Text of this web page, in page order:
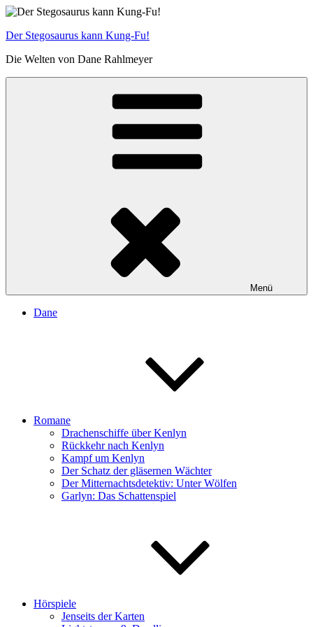
Zum
springen
Der Stegosaurus kann Kung-Fu!
Die Welten von Dane Rahlmeyer
Menü
Dane
Romane
Drachenschiffe über Kenlyn
Rückkehr nach Kenlyn
Kampf um Kenlyn
Der Schatz der gläsernen Wächter
Der Mitternachtsdetektiv: Unter Wölfen
Garlyn: Das Schattenspiel
Hörspiele
Jenseits der Karten